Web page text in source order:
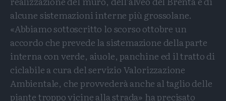
alcune sistemazioni interne più grossolane.
«Abbiamo sottoscritto lo scorso ottobre un
accordo che prevede la sistemazione della parte
interna con verde, aiuole, panchine ed il tratto di
ciclabile a cura del servizio Valorizzazione
Ambientale, che provvederà anche al taglio delle
piante troppo vicine alla strada» ha precisato